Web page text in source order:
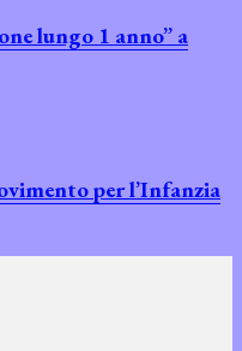
lungo 1 anno” a
per l’Infanzia